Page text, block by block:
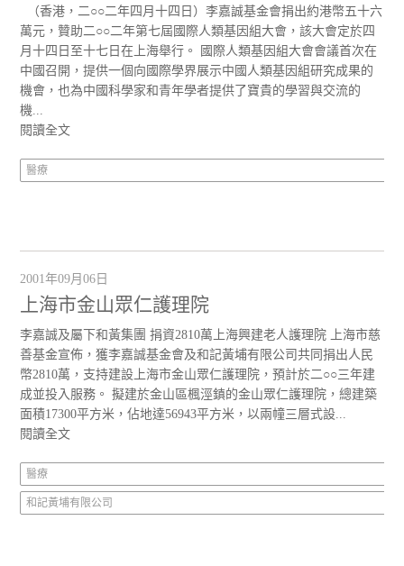
（香港，二○○二年四月十四日）李嘉誠基金會捐出約港幣五十六
萬元，贊助二○○二年第七屆國際人類基因組大會，該大會定於四
月十四日至十七日在上海舉行。 國際人類基因組大會會議首次在
中國召開，提供一個向國際學界展示中國人類基因組研究成果的
機會，也為中國科學家和青年學者提供了寶貴的學習與交流的
機...
閱讀全文
醫療
2001年09月06日
上海市金山眾仁護理院
李嘉誠及屬下和黃集團 捐資2810萬上海興建老人護理院 上海市慈
善基金宣佈，獲李嘉誠基金會及和記黃埔有限公司共同捐出人民
幣2810萬，支持建設上海市金山眾仁護理院，預計於二○○三年建
成並投入服務。 擬建於金山區楓涇鎮的金山眾仁護理院，總建築
面積17300平方米，佔地達56943平方米，以兩幢三層式設...
閱讀全文
醫療
和記黃埔有限公司